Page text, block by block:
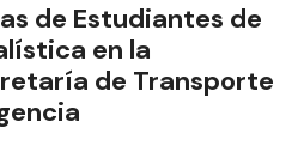
de Estudiantes de
en la
de Transporte